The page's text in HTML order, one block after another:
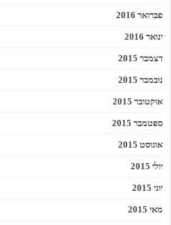
פברואר 2016
ינואר 2016
דצמבר 2015
נובמבר 2015
אוקטובר 2015
ספטמבר 2015
אוגוסט 2015
יולי 2015
יוני 2015
מאי 2015